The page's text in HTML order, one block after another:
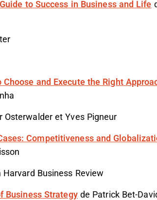
to Success in Business and Life
and Execute the Right
Osterwalder et Yves Pigneur
Competitiveness and
Harvard Business Review
Business Strategyde Patrick Bet-